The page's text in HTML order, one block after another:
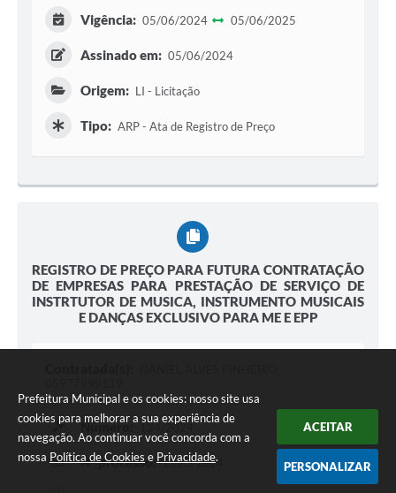
Prefeitura Municipal e os cookies: nosso site usa
cookies para melhorar a sua experiência de
navegação. Ao continuar você concorda com a
nossa Política de Cookies e Privacidade.
ACEITAR
PERSONALIZAR
Vigência: 05/06/2024 05/06/2025
Assinado em: 05/06/2024
Origem: LI - Licitação
Tipo: ARP - Ata de Registro de Preço
REGISTRO DE PREÇO PARA FUTURA CONTRATAÇÃO
DE EMPRESAS PARA PRESTAÇÃO DE SERVIÇO DE
INSTRTUTOR DE MUSICA, INSTRUMENTO MUSICAIS
E DANÇAS EXCLUSIVO PARA ME E EPP
Número: 134/2024
Nº processo: 2315/2024